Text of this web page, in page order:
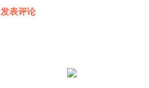
发表评论